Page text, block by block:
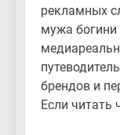
рекламных
мужа
брендов и
Если читать